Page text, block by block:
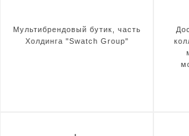
Мультибрендовый бутик, часть
Холдинга "Swatch Group"